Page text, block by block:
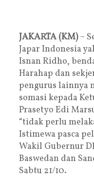
JAKARTA (KM)–
Japar Indonesia
Isnan Ridho,
Harahap dan
pengurus lainnya
somasi kepada
Prasetyo Edi
“tidak perlu
Istimewa pasca
Wakil Gubernur
Baswedan dan
Sabtu 21/10.